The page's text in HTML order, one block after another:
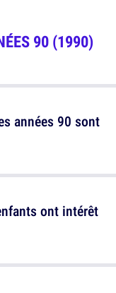
90 (1990)
années 90 sont
ont intérêt